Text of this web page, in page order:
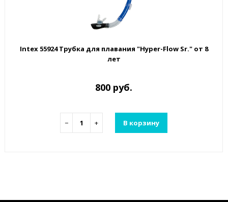
Intex 55924 Трубка для плавания "Hyper-Flow Sr." от 8
лет
800 руб.
− + В корзину